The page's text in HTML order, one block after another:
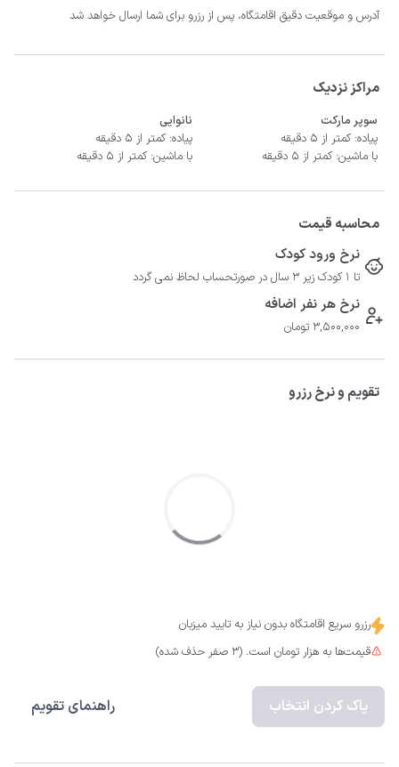
آدرس و موقعیت دقیق اقامتگاه، پس از رزرو برای شما ارسال خواهد شد
مراکز نزدیک
سوپر مارکت
پیاده: کمتر از 5 دقیقه
با ماشین: کمتر از 5 دقیقه
نانوایی
پیاده: کمتر از 5 دقیقه
با ماشین: کمتر از 5 دقیقه
محاسبه قیمت
نرخ ورود کودک
تا 1 کودک زیر 3 سال در صورتحساب لحاظ نمی گردد
نرخ هر نفر اضافه
3,500,000 تومان
تقویم و نرخ رزرو
رزرو سریع اقامتگاه بدون نیاز به تایید میزبان
قیمت‌ها به هزار تومان است. (3 صفر حذف شده)
پاک کردن انتخاب راهنمای تقویم